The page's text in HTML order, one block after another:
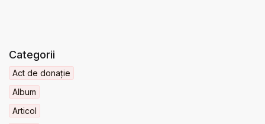
Categorii
Act de donație
Album
Articol